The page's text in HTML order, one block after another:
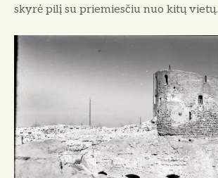
skyrė pilį su priemiesčiu nuo kitų vietų.